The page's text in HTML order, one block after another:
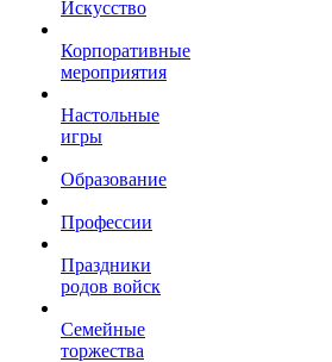
Искусство
Корпоративные
мероприятия
Настольные
игры
Образование
Профессии
Праздники
родов войск
Семейные
торжества